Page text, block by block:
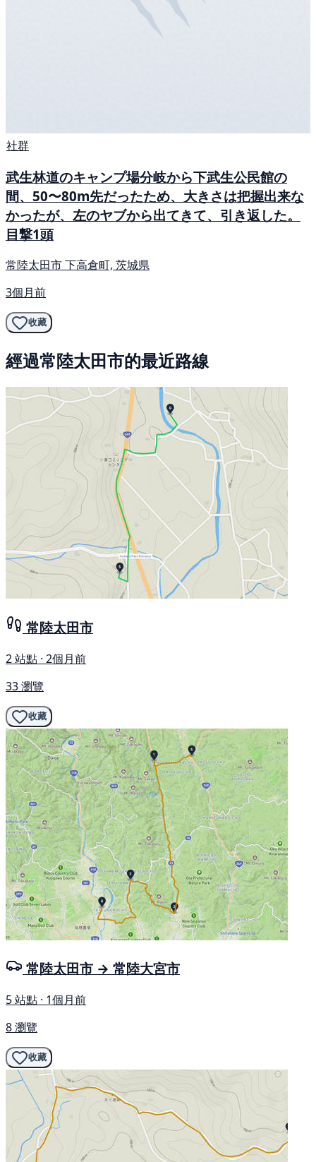
社群
武生林道のキャンプ場分岐から下武生公民館の
間、50〜80m先だったため、大きさは把握出来な
かったが、左のヤブから出てきて、引き返した。
目撃1頭
常陸太田市 下高倉町, 茨城県
3個月前
收藏
經過常陸太田市的最近路線
常陸太田市
2 站點 · 2個月前
33 瀏覽
收藏
常陸太田市 → 常陸大宮市
5 站點 · 1個月前
8 瀏覽
收藏